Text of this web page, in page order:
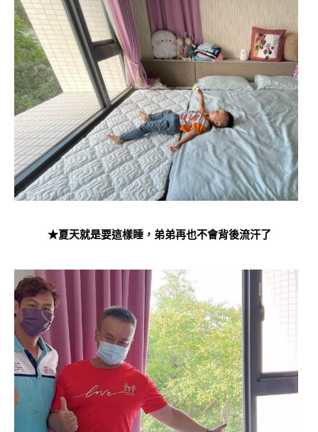
★夏天就是要這樣睡，弟弟再也不會背後流汗了